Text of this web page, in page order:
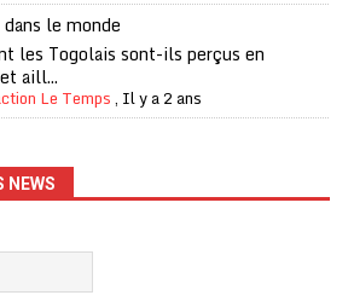
le monde
les Togolais sont-ils perçus en
aill...
Le Temps, Il y a 2 ans
NEWS